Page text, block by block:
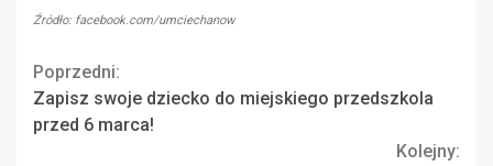
Źródło: facebook.com/umciechanow
Continue
Reading
Poprzedni:
Zapisz swoje dziecko do miejskiego przedszkola
przed 6 marca!
Kolejny: